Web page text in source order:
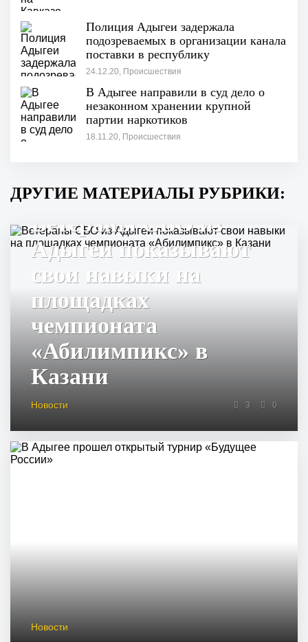
Полиция Адыгеи задержала
подозреваемых в организации канала
поставки в республику
сильнодействующих наркотиков
24.12.20, Происшествия
В Адыгее направили в суд дело о
незаконном хранении крупной
партии наркотиков
18.11.20, Происшествия
ДРУГИЕ МАТЕРИАЛЫ РУБРИКИ:
Ветераны СВО из
Адыгеи показывают
свои навыки на
площадках
чемпионата
«Абилимпикс» в
Казани
Новости 3 0
Новости